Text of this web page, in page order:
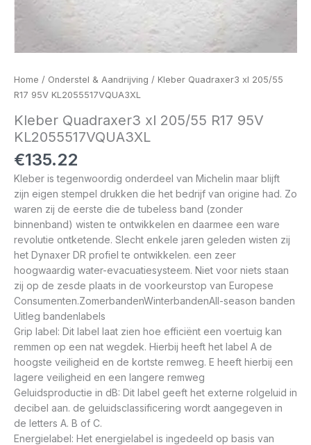
Home / Onderstel & Aandrijving / Kleber Quadraxer3 xl 205/55
R17 95V KL2055517VQUA3XL
Kleber Quadraxer3 xl 205/55 R17 95V
KL2055517VQUA3XL
€135.22
Kleber is tegenwoordig onderdeel van Michelin maar blijft
zijn eigen stempel drukken die het bedrijf van origine had. Zo
waren zij de eerste die de tubeless band (zonder
binnenband) wisten te ontwikkelen en daarmee een ware
revolutie ontketende. Slecht enkele jaren geleden wisten zij
het Dynaxer DR profiel te ontwikkelen. een zeer
hoogwaardig water-evacuatiesysteem. Niet voor niets staan
zij op de zesde plaats in de voorkeurstop van Europese
Consumenten.ZomerbandenWinterbandenAll-season banden
Uitleg bandenlabels
Grip label: Dit label laat zien hoe efficiënt een voertuig kan
remmen op een nat wegdek. Hierbij heeft het label A de
hoogste veiligheid en de kortste remweg. E heeft hierbij een
lagere veiligheid en een langere remweg
Geluidsproductie in dB: Dit label geeft het externe rolgeluid in
decibel aan. de geluidsclassificering wordt aangegeven in
de letters A. B of C.
Energielabel: Het energielabel is ingedeeld op basis van